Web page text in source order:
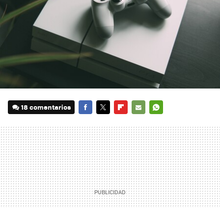
18 comentarios
MAIL